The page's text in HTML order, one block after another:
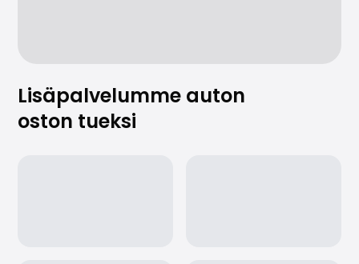
Lisäpalvelumme auton
oston tueksi